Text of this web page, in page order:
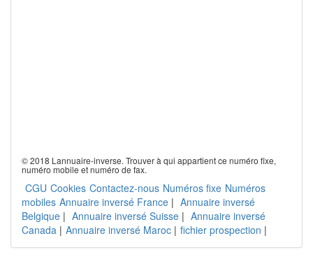
© 2018 Lannuaire-inverse. Trouver à qui appartient ce numéro fixe,
numéro mobile et numéro de fax.
CGU Cookies Contactez-nous Numéros fixe Numéros
mobiles Annuaire inversé France | Annuaire inversé
Belgique | Annuaire inversé Suisse | Annuaire inversé
Canada | Annuaire inversé Maroc | fichier prospection |